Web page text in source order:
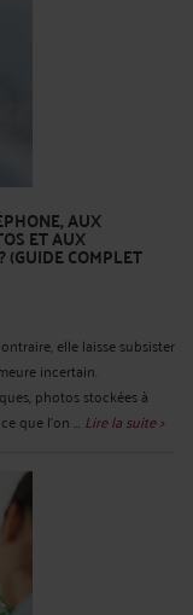
AUX
ET AUX
(GUIDE COMPLET
elle laisse subsister
incertain.
photos stockées à
que l’on ... Lire la suite >